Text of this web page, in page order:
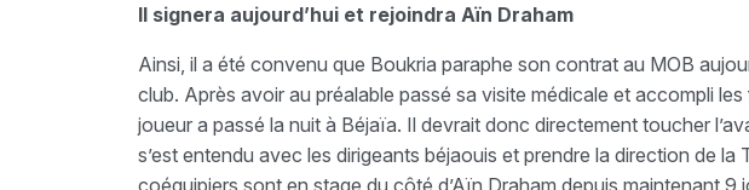
Il signera aujourd’hui et rejoindra Aïn Draham
Ainsi, il a été convenu que Boukria paraphe son contrat au MOB
club. Après avoir au préalable passé sa visite médicale et accompli
joueur a passé la nuit à Béjaïa. Il devrait donc directement toucher
s’est entendu avec les dirigeants béjaouis et prendre la direction de la
coéquipiers sont en stage du côté d’Aïn Draham depuis maintenant 9